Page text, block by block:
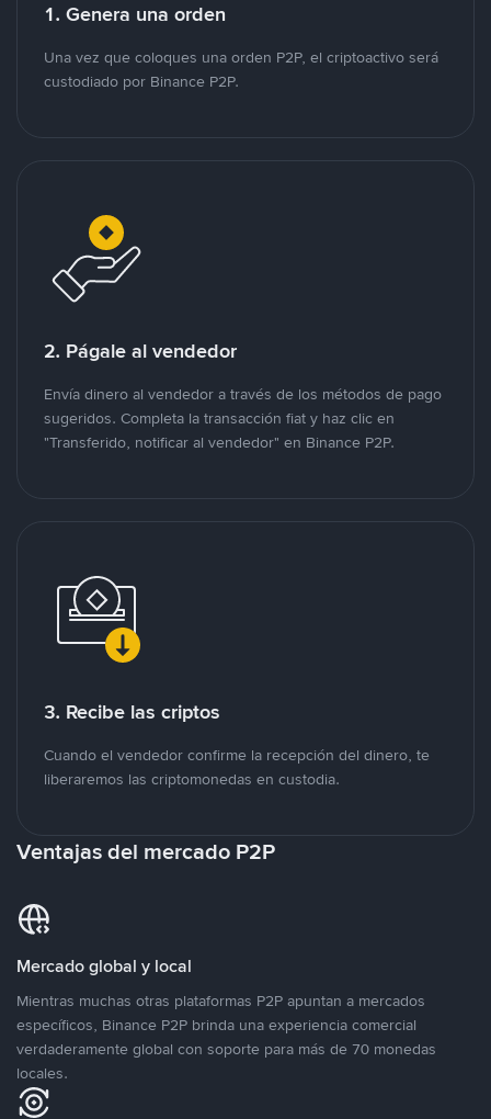
1. Genera una orden
Una vez que coloques una orden P2P, el criptoactivo será
custodiado por Binance P2P.
2. Págale al vendedor
Envía dinero al vendedor a través de los métodos de pago
sugeridos. Completa la transacción fiat y haz clic en
"Transferido, notificar al vendedor" en Binance P2P.
3. Recibe las criptos
Cuando el vendedor confirme la recepción del dinero, te
liberaremos las criptomonedas en custodia.
Ventajas del mercado P2P
Mercado global y local
Mientras muchas otras plataformas P2P apuntan a mercados
específicos, Binance P2P brinda una experiencia comercial
verdaderamente global con soporte para más de 70 monedas
locales.